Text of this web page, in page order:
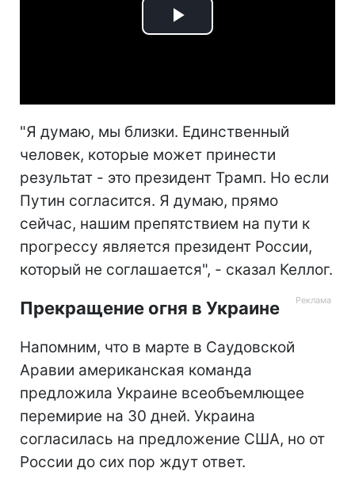
Play
"Я думаю, мы близки. Единственный
человек, которые может принести
результат - это президент Трамп. Но если
Путин согласится. Я думаю, прямо
сейчас, нашим препятствием на пути к
прогрессу является президент России,
который не соглашается", - сказал Келлог.
Прекращение огня в Украине
Напомним, что в марте в Саудовской
Аравии американская команда
предложила Украине всеобъемлющее
перемирие на 30 дней. Украина
согласилась на предложение США, но от
России до сих пор ждут ответ.